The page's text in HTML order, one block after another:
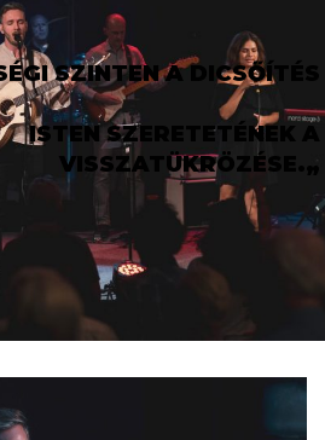
SZINTEN A DICSŐÍTÉS
ISTEN SZERETETÉNEK A
VISSZATÜKRÖZÉSE.
„